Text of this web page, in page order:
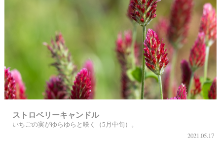
ストロベリーキャンドル
いちごの実がゆらゆらと咲く（5月中旬）。
2021.05.17